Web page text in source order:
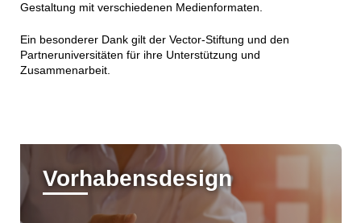
Gestaltung mit verschiedenen Medienformaten.
Ein besonderer Dank gilt der Vector-Stiftung und den
Partneruniversitäten für ihre Unterstützung und
Zusammenarbeit.
Vorhabensdesign